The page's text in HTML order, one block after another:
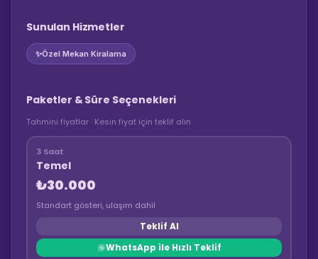
Sunulan Hizmetler
✨Özel Mekan Kiralama
Paketler & Süre Seçenekleri
Tahmini fiyatlar · Kesin fiyat için teklif alın
3 Saat
Temel
₺30.000
Standart gösteri, ulaşım dahil
Teklif Al
WhatsApp ile Hızlı Teklif